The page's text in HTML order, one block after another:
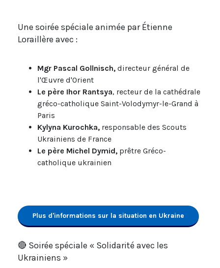
Une soirée spéciale animée par Étienne
Loraillère avec :
Mgr Pascal Gollnisch, directeur général de
l'Œuvre d'Orient
Le père Ihor Rantsya, recteur de la cathédrale
gréco-catholique Saint-Volodymyr-le-Grand à
Paris
Kylyna Kurochka, responsable des Scouts
Ukrainiens de France
Le père Michel Dymid, prêtre Gréco-
catholique ukrainien
Plus d'informations sur la situation en Ukraine
🔴 Soirée spéciale « Solidarité avec les
Ukrainiens »